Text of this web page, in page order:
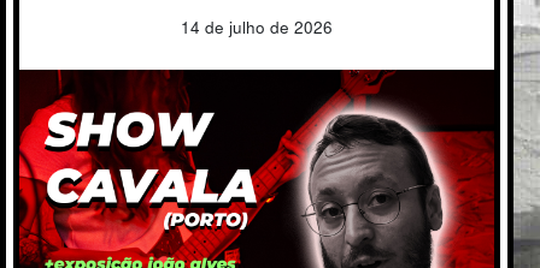
14 de julho de 2026